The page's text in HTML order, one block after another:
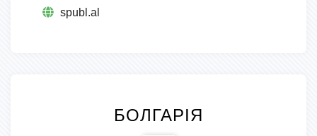
spubl.al
БОЛГАРІЯ